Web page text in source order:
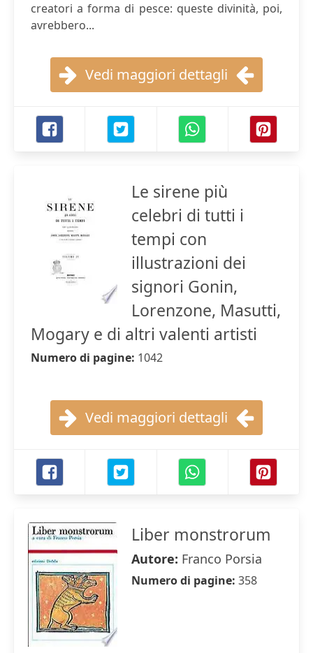
creatori a forma di pesce: queste divinità, poi,
avrebbero...
Vedi maggiori dettagli
Le sirene più
celebri di tutti i
tempi con
illustrazioni dei
signori Gonin,
Lorenzone, Masutti,
Mogary e di altri valenti artisti
Numero di pagine: 1042
Vedi maggiori dettagli
Liber monstrorum
Autore: Franco Porsia
Numero di pagine: 358